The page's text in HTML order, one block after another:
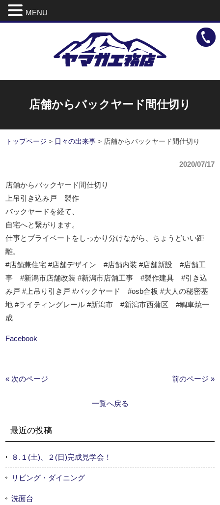
店舗からバックヤード間仕切り
トップページ > 日々の出来事 > 店舗からバックヤード間仕切り
2020/07/17
店舗からバックヤード間仕切り
上吊引き込み戸 製作
バックヤードを経て、
自宅へと繋がります。
仕事とプライベートをしっかり分けながら、ちょうどいい距
離。
#店舗兼住宅 #店舗デザイン #店舗内装 #店舗新設 #店舗工
事 #新潟市店舗改装 #新潟市店舗工事 #製作建具 #引き込
み戸 #上吊り引き戸 #バックヤード #osb合板 #大人の秘密基
地 #ライティングレール #新潟市 #新潟市西蒲区 #鯛車焼一
成
Facebook
« 次のページ 前のページ »
一覧へ戻る
最近の投稿
８.１(土)、２(日)完成見学会！
リビング・ダイニング
洗面台
MENU